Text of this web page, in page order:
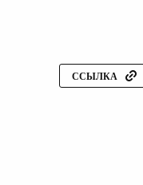
ССЫЛКА